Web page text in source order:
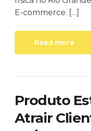
E-commerce. […]
Read more
Produto
Atrair